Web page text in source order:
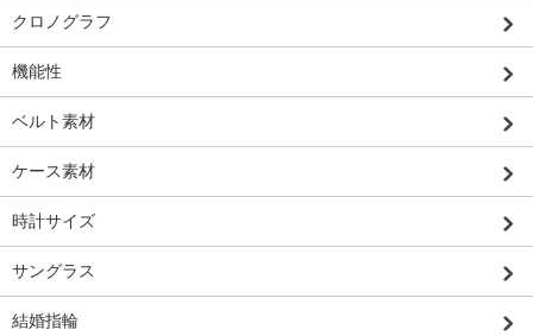
クロノグラフ
機能性
ベルト素材
ケース素材
時計サイズ
サングラス
結婚指輪